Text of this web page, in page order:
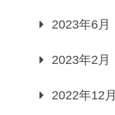
2023年6月
2023年2月
2022年12月